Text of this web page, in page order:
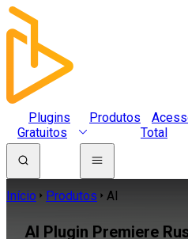
Plugins
Gratuitos
Produtos
Total
Início Produtos AI
AI Plugin Premiere